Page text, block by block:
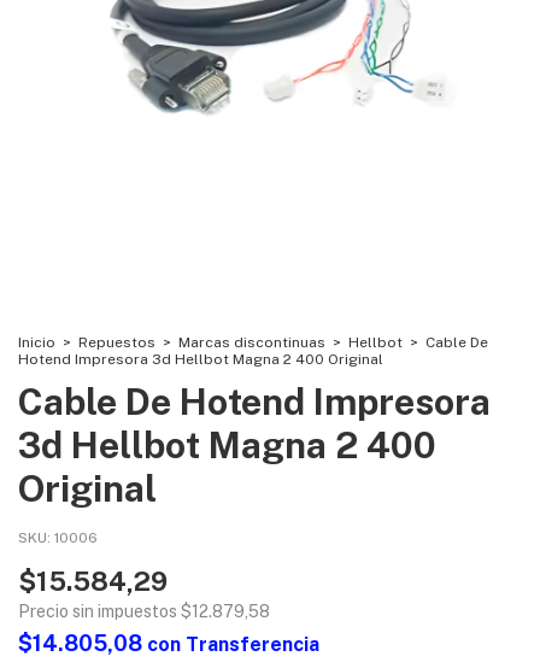
Inicio > Repuestos > Marcas discontinuas > Hellbot > Cable De
Hotend Impresora 3d Hellbot Magna 2 400 Original
Cable De Hotend Impresora
3d Hellbot Magna 2 400
Original
SKU: 10006
$15.584,29
Precio sin impuestos $12.879,58
$14.805,08 con Transferencia